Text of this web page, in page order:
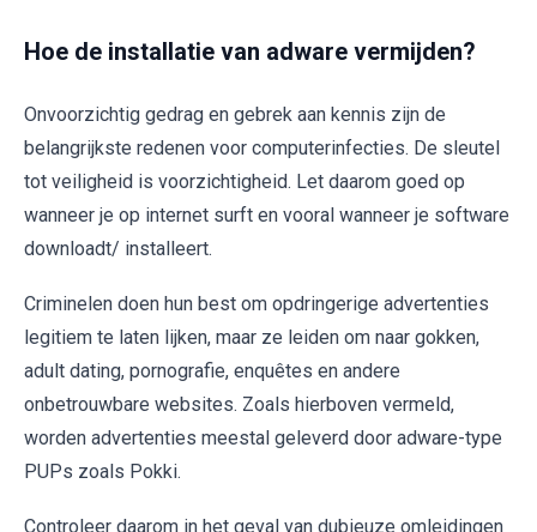
Hoe de installatie van adware vermijden?
Onvoorzichtig gedrag en gebrek aan kennis zijn de
belangrijkste redenen voor computerinfecties. De sleutel
tot veiligheid is voorzichtigheid. Let daarom goed op
wanneer je op internet surft en vooral wanneer je software
downloadt/ installeert.
Criminelen doen hun best om opdringerige advertenties
legitiem te laten lijken, maar ze leiden om naar gokken,
adult dating, pornografie, enquêtes en andere
onbetrouwbare websites. Zoals hierboven vermeld,
worden advertenties meestal geleverd door adware-type
PUPs zoals Pokki.
Controleer daarom in het geval van dubieuze omleidingen